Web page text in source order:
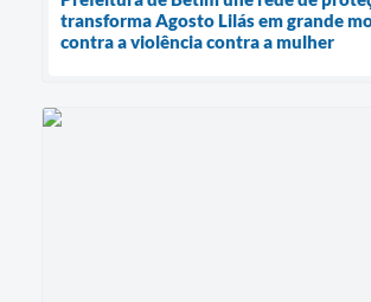
transforma Agosto Lilás em grande
contra a violência contra a mulher